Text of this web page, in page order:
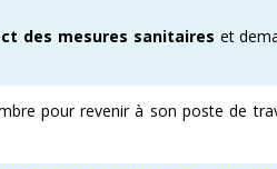
des mesures sanitaires et
pour revenir à son poste de